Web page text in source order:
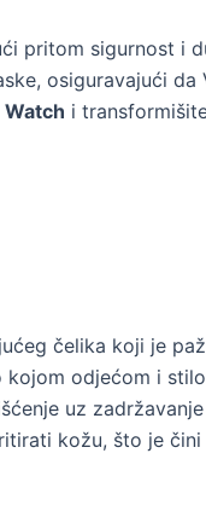
pritom sigurnost i
osiguravajući da
i
čelika koji je
odjećom i
uz
kožu, što je